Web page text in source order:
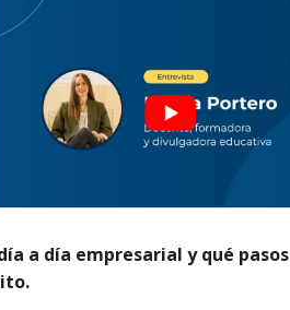
a día empresarial y qué pasos